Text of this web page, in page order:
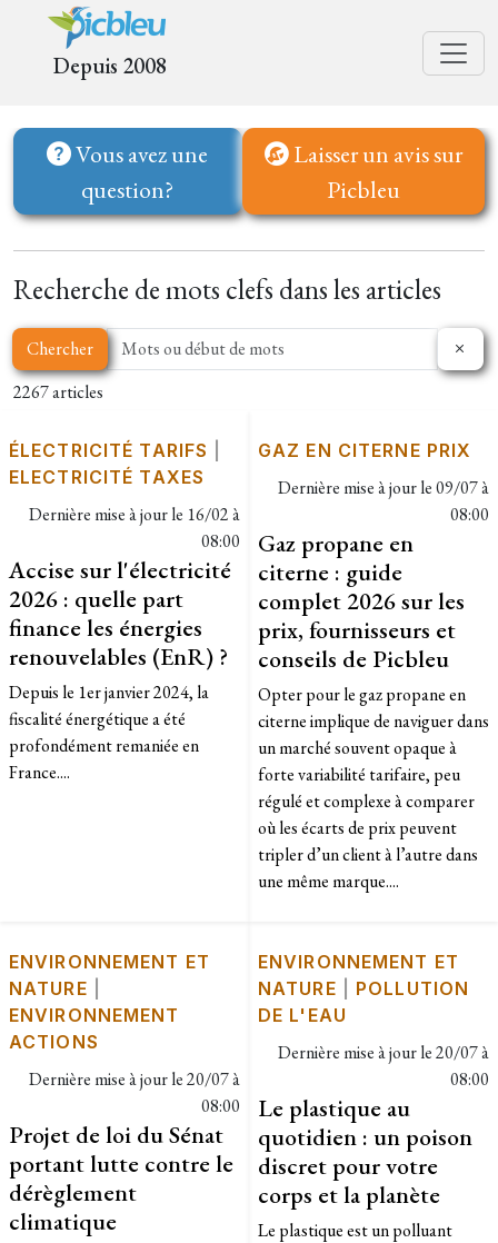
Depuis 2008
Vous avez une
question?
Laisser un avis sur
Picbleu
Recherche de mots clefs dans les articles
Chercher
2267 articles
ÉLECTRICITÉ TARIFS
ELECTRICITÉ TAXES
Dernière mise à jour le 16/02 à
08:00
Accise sur l'électricité
2026 : quelle part
finance les énergies
renouvelables (EnR) ?
Depuis le 1er janvier 2024, la
fiscalité énergétique a été
profondément remaniée en
France....
GAZ EN CITERNE PRIX
Dernière mise à jour le09/07 à
08:00
Gaz propane en
citerne : guide
complet 2026 sur les
prix, fournisseurs et
conseils de Picbleu
Opter pour le gaz propane en
citerne implique de naviguer dans
un marché souvent opaque à
forte variabilité tarifaire, peu
régulé et complexe à comparer
où les écarts de prix peuvent
tripler d’un client à l’autre dans
une même marque....
ENVIRONNEMENT ET
NATURE
ENVIRONNEMENT
ACTIONS
Dernière mise à jour le20/07 à
08:00
Projet de loi du Sénat
portant lutte contre le
dérèglement
climatique
ENVIRONNEMENT ET
NATURE
POLLUTION
DE L'EAU
Dernière mise à jour le20/07 à
08:00
Le plastique au
quotidien : un poison
discret pour votre
corps et la planète
Le plastique est un polluant